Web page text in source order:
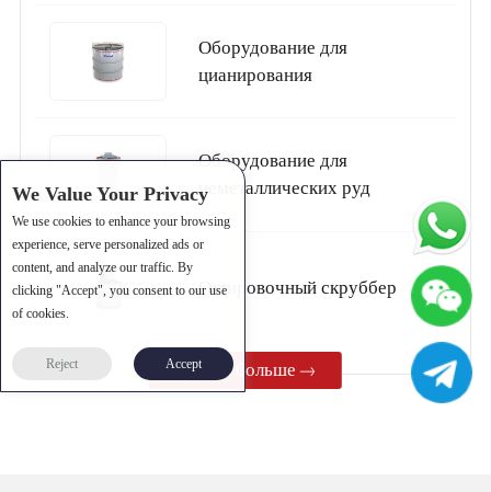
Оборудование для
цианирования
Оборудование для
неметаллических руд
Oттировочный скруббер
Узнать больше
We Value Your Privacy
We use cookies to enhance your browsing
experience, serve personalized ads or
content, and analyze our traffic. By
clicking "Accept", you consent to our use
of cookies.
Reject Accept